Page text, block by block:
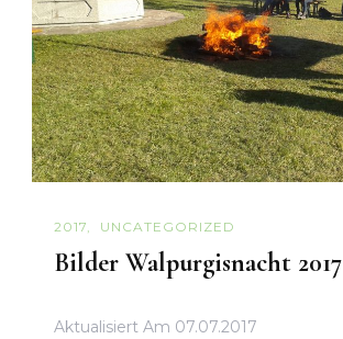
2017 UNCATEGORIZED
Bilder Walpurgisnacht 2017
Aktualisiert Am 07.07.2017